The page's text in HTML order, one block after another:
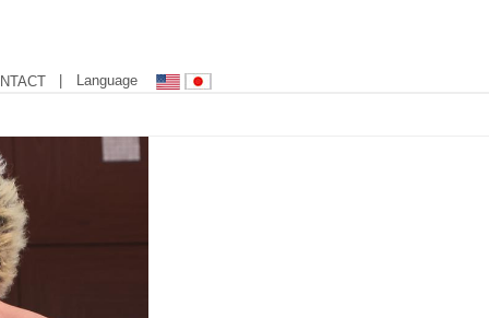
| Language